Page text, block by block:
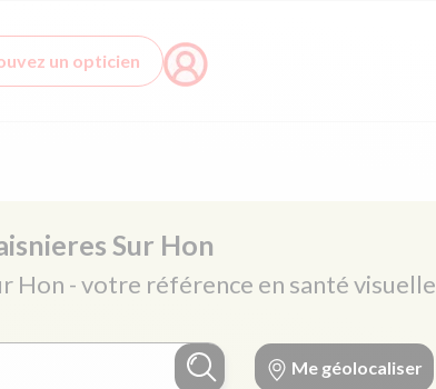
un opticien
Sur Hon
Hon - votre référence en santé visuelle
Me géolocaliser